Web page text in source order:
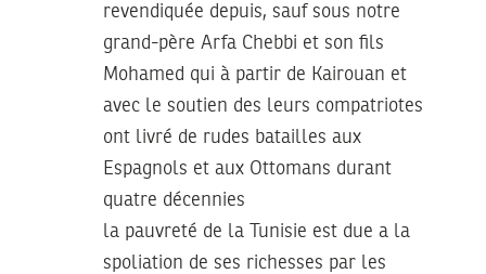
revendiquée depuis, sauf sous notre
grand-père Arfa Chebbi et son fils
Mohamed qui à partir de Kairouan et
avec le soutien des leurs compatriotes
ont livré de rudes batailles aux
Espagnols et aux Ottomans durant
quatre décennies
la pauvreté de la Tunisie est due a la
spoliation de ses richesses par les